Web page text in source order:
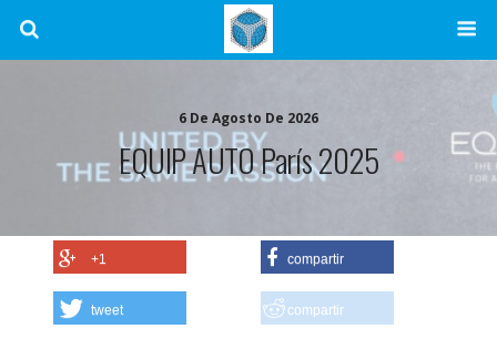
6 De Agosto De 2026
EQUIP AUTO París 2025
+1 compartir
tweet compartir